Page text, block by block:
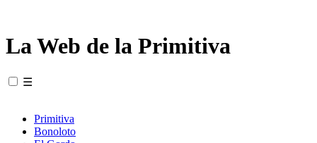
La Web de la Primitiva
☰
Primitiva
Bonoloto